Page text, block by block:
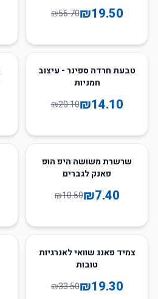
₪19.50
₪56.70
30%טבעת חרדה ספינר - עיצוב
חמניות
₪14.10
₪20.10
30
שרשרת משושה היפ הופ
פאנק לגברים
₪7.40
₪10.50
42%צמיד פאנג שוואי לאנרגיות
טובות
₪19.30
₪33.50